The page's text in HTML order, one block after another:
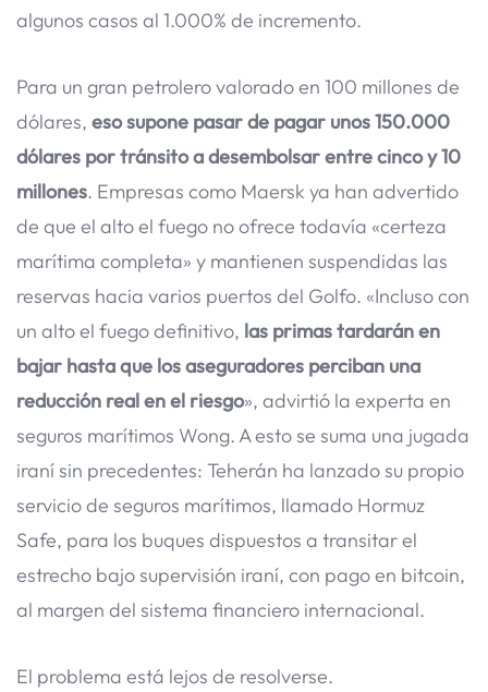
algunos casos al 1.000% de incremento.
Para un gran petrolero valorado en 100 millones de
dólares, eso supone pasar de pagar unos 150.000
dólares por tránsito a desembolsar entre cinco y 10
millones. Empresas como Maersk ya han advertido
de que el alto el fuego no ofrece todavía «certeza
marítima completa» y mantienen suspendidas las
reservas hacia varios puertos del Golfo. «Incluso con
un alto el fuego definitivo, las primas tardarán en
bajar hasta que los aseguradores perciban una
reducción real en el riesgo», advirtió la experta en
seguros marítimos Wong. A esto se suma una jugada
iraní sin precedentes: Teherán ha lanzado su propio
servicio de seguros marítimos, llamado Hormuz
Safe, para los buques dispuestos a transitar el
estrecho bajo supervisión iraní, con pago en bitcoin,
al margen del sistema financiero internacional.
El problema está lejos de resolverse.